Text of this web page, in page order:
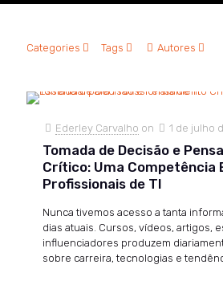
Categories Tags Autores
Ederley Carvalho on 1 de julho
Tomada de Decisão e
Crítico: Uma Competência
Profissionais de TI
Nunca tivemos acesso a tanta
dias atuais. Cursos, vídeos, artigos,
influenciadores produzem
sobre carreira, tecnologias e